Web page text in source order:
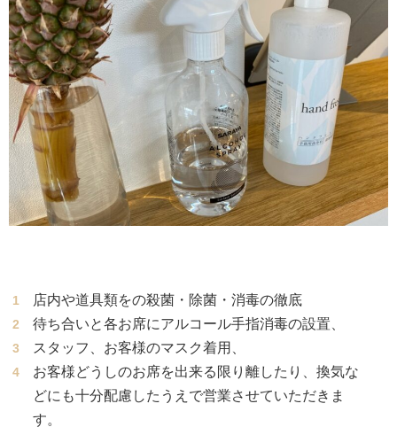
店内や道具類をの殺菌・除菌・消毒の徹底
待ち合いと各お席にアルコール手指消毒の設置、
スタッフ、お客様のマスク着用、
お客様どうしのお席を出来る限り離したり、換気な
どにも十分配慮したうえで営業させていただきま
す。